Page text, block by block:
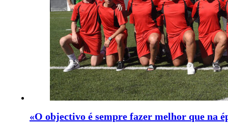
«O objectivo é sempre fazer melhor que na